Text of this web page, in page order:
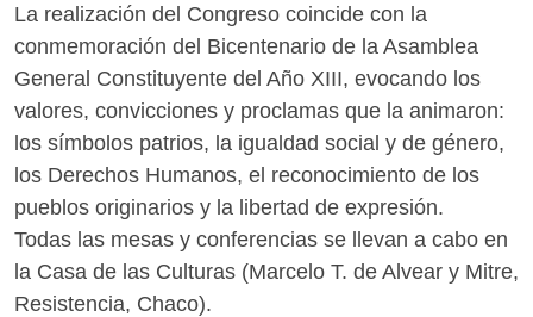
La realización del Congreso coincide con la
conmemoración del Bicentenario de la Asamblea
General Constituyente del Año XIII, evocando los
valores, convicciones y proclamas que la animaron:
los símbolos patrios, la igualdad social y de género,
los Derechos Humanos, el reconocimiento de los
pueblos originarios y la libertad de expresión.
Todas las mesas y conferencias se llevan a cabo en
la Casa de las Culturas (Marcelo T. de Alvear y Mitre,
Resistencia, Chaco).